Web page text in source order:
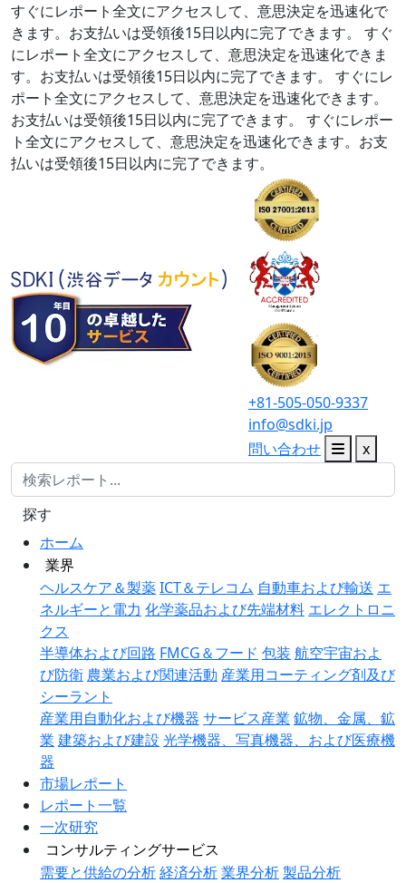
すぐにレポート全文にアクセスして、意思決定を迅速化で
きます。お支払いは受領後15日以内に完了できます。
すぐ
にレポート全文にアクセスして、意思決定を迅速化できま
す。お支払いは受領後15日以内に完了できます。
すぐにレ
ポート全文にアクセスして、意思決定を迅速化できます。
お支払いは受領後15日以内に完了できます。
すぐにレポー
ト全文にアクセスして、意思決定を迅速化できます。お支
払いは受領後15日以内に完了できます。
+81-505-050-9337
info@sdki.jp
問い合わせ
x
ホーム
業界
ヘルスケア＆製薬ICT＆テレコム 自動車および輸送 エ
ネルギーと電力 化学薬品および先端材料 エレクトロニ
クス
半導体および回路 FMCG＆フード 包装 航空宇宙およ
び防衛 農業および関連活動 産業用コーティング剤及び
シーラント
産業用自動化および機器 サービス産業 鉱物、金属、鉱
業 建築および建設 光学機器、写真機器、および医療機
器
市場レポート
レポート一覧
一次研究
コンサルティングサービス
需要と供給の分析経済分析業界分析製品分析
探す